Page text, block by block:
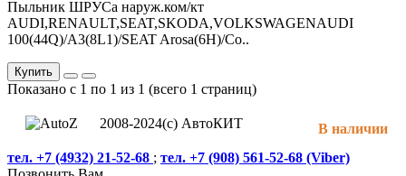
Пыльник ШРУСа наруж.ком/кт
AUDI,RENAULT,SEAT,SKODA,VOLKSWAGENAUDI
100(44Q)/A3(8L1)/SEAT Arosa(6H)/Co..
В наличии
Купить
Показано с 1 по 1 из 1 (всего 1 страниц)
2008-2024(c) АвтоКИТ
тел. +7 (4932) 21-52-68 ; тел. +7 (908) 561-52-68 (Viber)